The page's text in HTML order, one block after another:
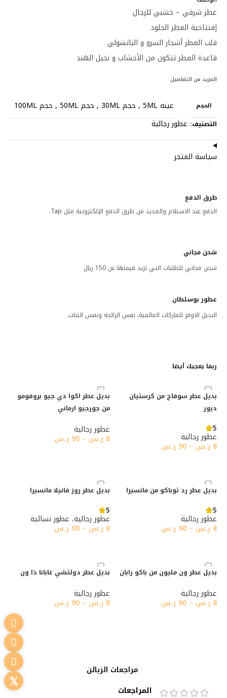
عطر شرقي – خشبي للرجال
إفتتاحية العطر الجلود
قلب العطر أشجار السرو و الباتشولي
قاعدة العطر تتكون من الأخشاب و نجيل الهند
المزيد من التفاصيل
الحجم عينه 5ML , حجم 30ML , حجم 50ML , حجم 100ML
التصنيف: عطور رجالية
سياسة المتجر
طرق الدفع
الدفع عند الاستلام والعديد من طرق الدفع الإلكترونية مثل Tap.
شحن مجاني
شحن مجاني للطلبات التي تزيد قيمتها عن 150 ريال
عطور بوسلطان
البديل الاوفر للماركات العالمية، نفس الرائحة ونفس الثبات.
ربما يعجبك أيضا
بديل عطر سوفاج من كرستيان
ديور
5
عطور رجالية
8 ر.س –
90 ر.س
بديل عطر اكوا دي جيو بروفومو
من جورجيو ارماني
عطور رجالية
8 ر.س –
90 ر.س
بديل عطر رد توباكو من مانسيرا
5
عطور رجالية
8 ر.س –
90 ر.س
بديل عطر روز فانيلا مانسيرا
5
عطور رجالية, عطور نسائية
8 ر.س –
90 ر.س
بديل عطر ون مليون من باكو رابان
عطور رجالية
8 ر.س –
90 ر.س
بديل عطر دولتشي غابانا ذا ون
عطور رجالية
8 ر.س –
90 ر.س
مراجعات الزبائن
المراجعات